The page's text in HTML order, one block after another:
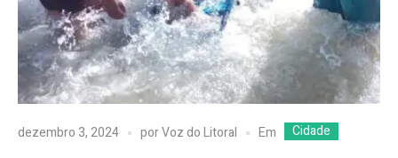
dezembro 3, 2024 porVoz do Litoral Em Cidade